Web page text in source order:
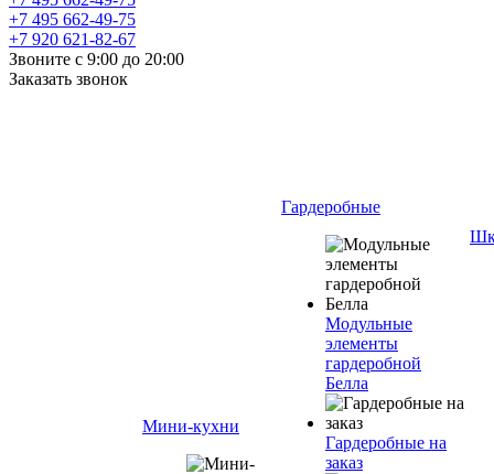
+7 495 662-49-75
+7 920 621-82-67
Звоните с 9:00 до 20:00
Заказать звонок
Мини-кухни
Гардеробные
Модульные
элементы
гардеробной
Белла
Гардеробные на
заказ